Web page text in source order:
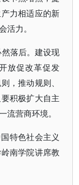
力相适应的新
活力。
落后。建设现
放促改革促发
，推动规则、
积极扩大自主
流营商环境。
特色社会主义
南学院讲席教